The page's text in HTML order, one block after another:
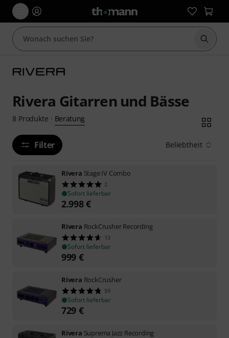
Suche
Rivera Gitarren und Bässe
8 Produkte · Beratung
Filter Beliebtheit
Rivera Stage IV Combo
2
Sofort lieferbar
2.998€
Rivera RockCrusher Recording
13
Sofort lieferbar
999 €
Rivera RockCrusher
59
Sofort lieferbar
729 €
Rivera Suprema Jazz Recording